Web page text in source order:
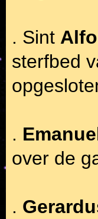
. Sint
sterfbed
.
over de
.